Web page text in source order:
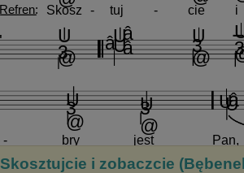
Skosztujcie i zobaczcie